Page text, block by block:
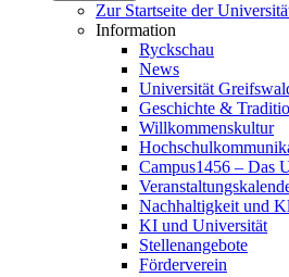
Zur Startseite der
Information
Ryckschau
News
Universität
Geschichte &
Willkommenskultur
Campus1456 – Das
Nachhaltigkeit und
KI und Universität
Stellenangebote
Förderverein